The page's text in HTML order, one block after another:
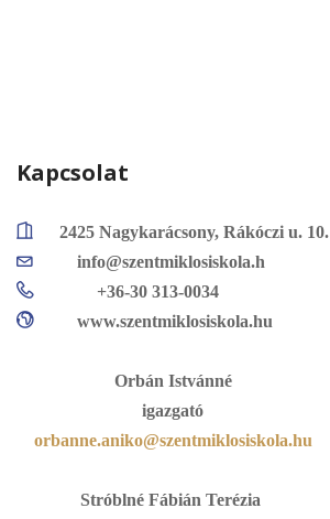
Kapcsolat
2425 Nagykarácsony, Rákóczi u. 10.
info@szentmiklosiskola.h
+36-30 313-0034
www.szentmiklosiskola.hu
Orbán Istvánné
igazgató
orbanne.aniko@szentmiklosiskola.hu
Stróblné Fábián Terézia